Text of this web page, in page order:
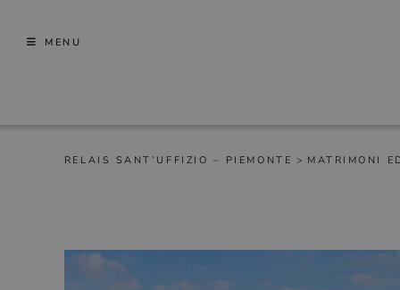
MENU
RELAIS SANT’UFFIZIO – PIEMONTE > MATRIMONI